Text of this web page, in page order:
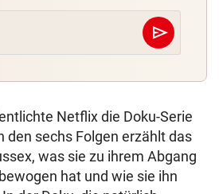
send
Abschicken
Netflix die Doku-Serie
den sechs Folgen erzählt das
was sie zu ihrem Abgang
hat und wie sie ihn